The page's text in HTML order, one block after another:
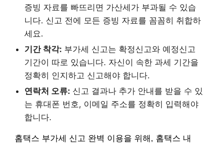
증빙 자료를 빠뜨리면 가산세가 부과될 수 있습
니다. 신고 전에 모든 증빙 자료를 꼼꼼히 취합하
세요.
기간 착각: 부가세 신고는 확정신고와 예정신고
기간이 따로 있습니다. 자신이 속한 과세 기간을
정확히 인지하고 신고해야 합니다.
연락처 오류: 신고 결과나 추가 안내를 받을 수 있
는 휴대폰 번호, 이메일 주소를 정확히 입력해야
합니다.
홈택스 부가세 신고 완벽 이용을 위해, 홈택스 내